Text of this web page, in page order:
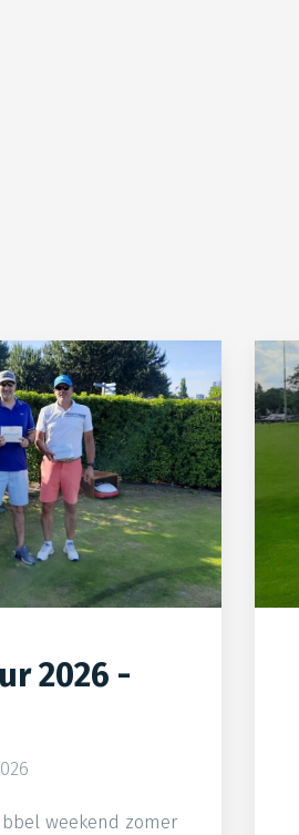
2026 -
weekend zomer